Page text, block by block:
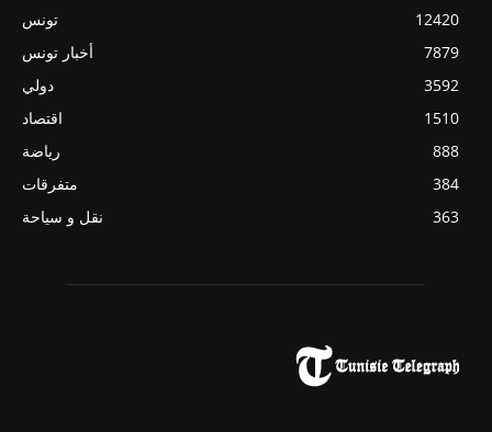
تونس
12420
أخبار تونس
7879
دولي
3592
اقتصاد
1510
رياضة
888
متفرقات
384
نقل و سياحة
363